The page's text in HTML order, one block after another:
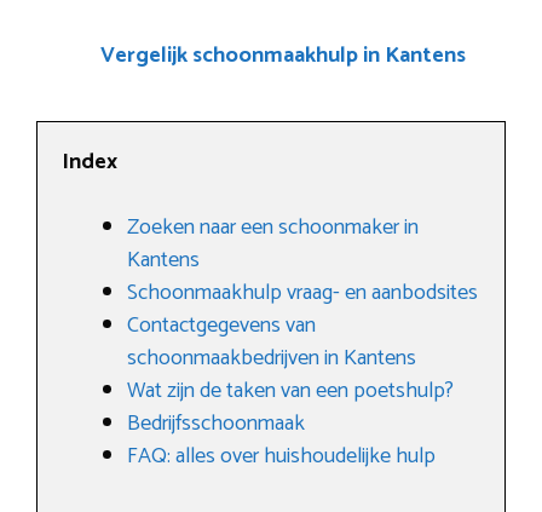
Vergelijk schoonmaakhulp in Kantens
Index
Zoeken naar een schoonmaker in
Kantens
Schoonmaakhulp vraag- en aanbodsites
Contactgegevens van
schoonmaakbedrijven in Kantens
Wat zijn de taken van een poetshulp?
Bedrijfsschoonmaak
FAQ: alles over huishoudelijke hulp